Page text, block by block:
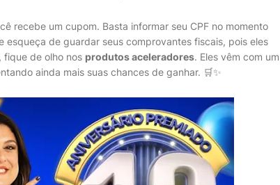
recebe um cupom. Basta informar seu CPF no momento
de guardar seus comprovantes fiscais, pois eles
fique de olho nos produtos aceleradores. Eles vêm com um
ainda mais suas chances de ganhar. 🛒✨